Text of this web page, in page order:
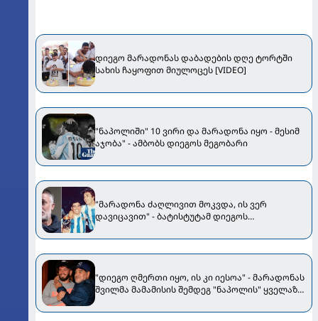
დიეგო მარადონას დაბადების დღე ტორტში
სახის ჩაყოფით მიულოცეს [VIDEO]
"ნაპოლიში" 10 ვირი და მარადონა იყო - მესიმ
აჯობა" - ამბობს დიეგოს მეგობარი
"მარადონა ძაღლივით მოკვდა, ის ვერ
დავიცავით" - ბატისტუტამ დიეგოს
"დიეგო ღმერთი იყო, ის კი იესოა" - მარადონას
შვილმა მამამისის შემდეგ "ნაპოლის" ყველაზე